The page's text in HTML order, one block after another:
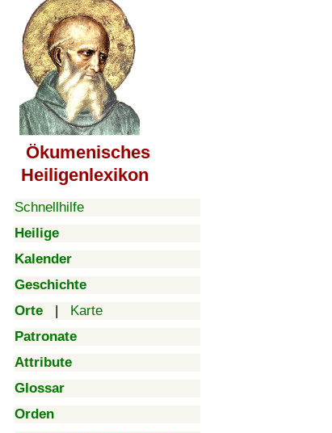
Ökumenisches
Heiligenlexikon
Schnellhilfe
Heilige
Kalender
Geschichte
Orte | Karte
Patronate
Attribute
Glossar
Orden